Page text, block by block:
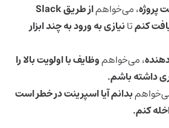
پروژه، می‌خواهم
از طریق Slack
کنمتانیازی به ورود به چند ابزار
، می‌خواهموظایف با اولویت بالا را
داشته باشم.
بدانم آیا اسپرینت در خطر است
کنم.